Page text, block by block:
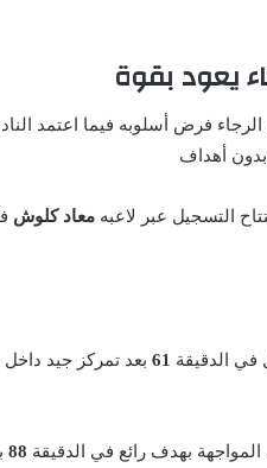
يعود بقوة
فرض أسلوبه فيما اعتمد
أهداف
التسجيل عبر لاعبه معاد كلوش
في الدقيقة 61 بعد تمركز جيد
المواجهة بهدف رائع في الدقيقة 88